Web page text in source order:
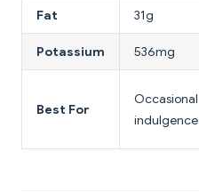
Fat 31g
Potassium 536mg
Best For
Occasional
indulgence